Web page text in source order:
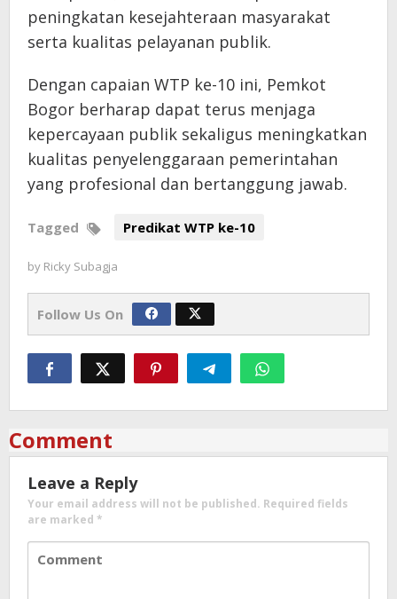
peningkatan kesejahteraan masyarakat
serta kualitas pelayanan publik.
Dengan capaian WTP ke-10 ini, Pemkot
Bogor berharap dapat terus menjaga
kepercayaan publik sekaligus meningkatkan
kualitas penyelenggaraan pemerintahan
yang profesional dan bertanggung jawab.
Tagged Predikat WTP ke-10
by Ricky Subagja
Follow Us On
Comment
Leave a Reply
Your email address will not be published. Required fields
are marked *